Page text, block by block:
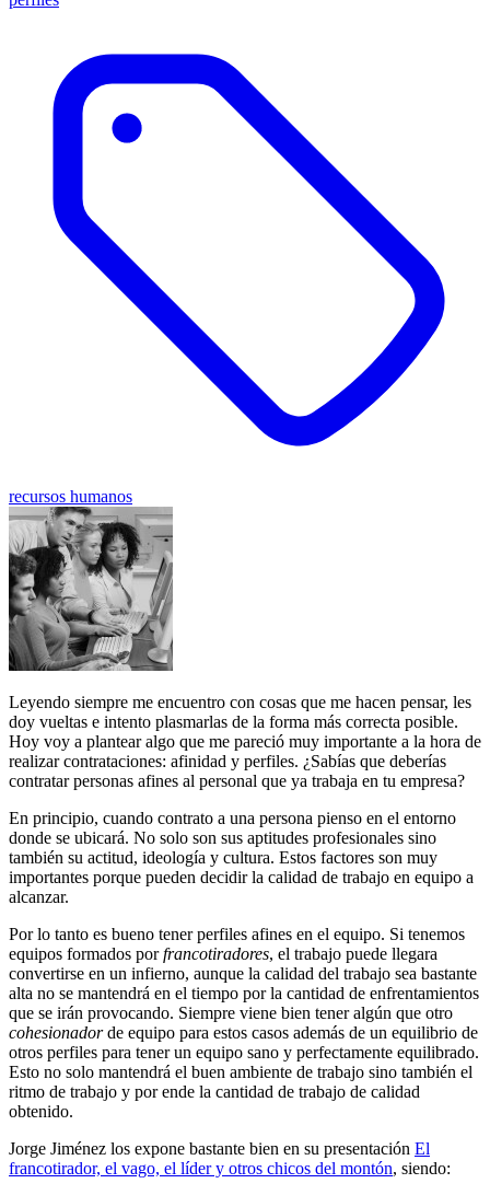
recursos humanos
Leyendo siempre me encuentro con cosas que me hacen pensar, les
doy vueltas e intento plasmarlas de la forma más correcta posible.
Hoy voy a plantear algo que me pareció muy importante a la hora de
realizar contrataciones: afinidad y perfiles. ¿Sabías que deberías
contratar personas afines al personal que ya trabaja en tu empresa?
En principio, cuando contrato a una persona pienso en el entorno
donde se ubicará. No solo son sus aptitudes profesionales sino
también su actitud, ideología y cultura. Estos factores son muy
importantes porque pueden decidir la calidad de trabajo en equipo a
alcanzar.
Por lo tanto es bueno tener perfiles afines en el equipo. Si tenemos
equipos formados porfrancotiradores, el trabajo puede llegara
convertirse en un infierno, aunque la calidad del trabajo sea bastante
alta no se mantendrá en el tiempo por la cantidad de enfrentamientos
que se irán provocando. Siempre viene bien tener algún que otro
cohesionadorde equipo para estos casos además de un equilibrio de
otros perfiles para tener un equipo sano y perfectamente equilibrado.
Esto no solo mantendrá el buen ambiente de trabajo sino también el
ritmo de trabajo y por ende la cantidad de trabajo de calidad
obtenido.
Jorge Jiménez los expone bastante bien en su presentación El
francotirador, el vago, el líder y otros chicos del montón, siendo: